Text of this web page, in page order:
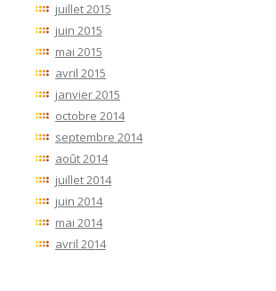
juillet 2015
juin 2015
mai 2015
avril 2015
janvier 2015
octobre 2014
septembre 2014
août 2014
juillet 2014
juin 2014
mai 2014
avril 2014